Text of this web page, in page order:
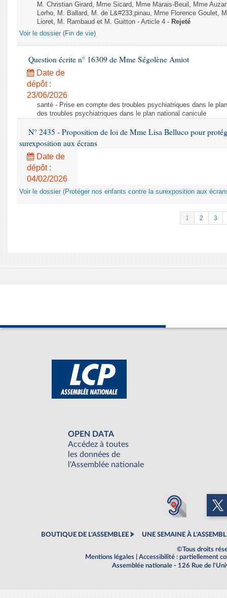
M. Christian Girard, Mme Sicard, Mme Marais-Beuil, Mme
Lorho, M. Ballard, M. de L&#233;pinau, Mme Florence Goulet,
Lioret, M. Rambaud et M. Guitton - Article 4 - Rejeté
Voir le dossier (Fin de vie)
Question écrite n° 16309 de Mme Ségolène Amiot
Date de
dépôt :
23/06/2026
santé - Prise en compte des troubles psychiatriques dans le
des troubles psychiatriques dans le plan national canicule
N° 2435 - Proposition de loi de Mme Lisa Belluco pour
surexposition aux écrans
Date de
dépôt :
04/02/2026
Voir le dossier (Protéger nos enfants contre la surexposition aux
1 2 3
OPEN DATA
Accédez à toutes
les données de
l'Assemblée nationale
BOUTIQUE DE L'ASSEMBLEE UNE SEMAINE À
©Tous droits
Mentions légales
Accessibilité : partiellement
Assemblée nationale - 126 Rue de